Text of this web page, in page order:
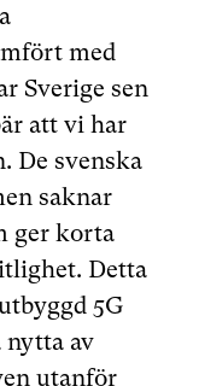
med
Sverige sen
att vi har
De svenska
saknar
ger korta
Detta
5G
nytta av
utanför